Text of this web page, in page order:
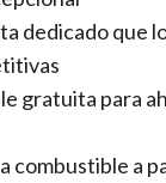
dedicado que
gratuita para
combustible a